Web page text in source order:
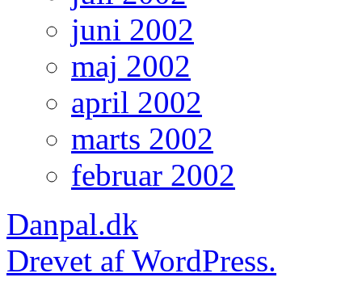
juni 2002
maj 2002
april 2002
marts 2002
februar 2002
Danpal.dk
Drevet af WordPress.